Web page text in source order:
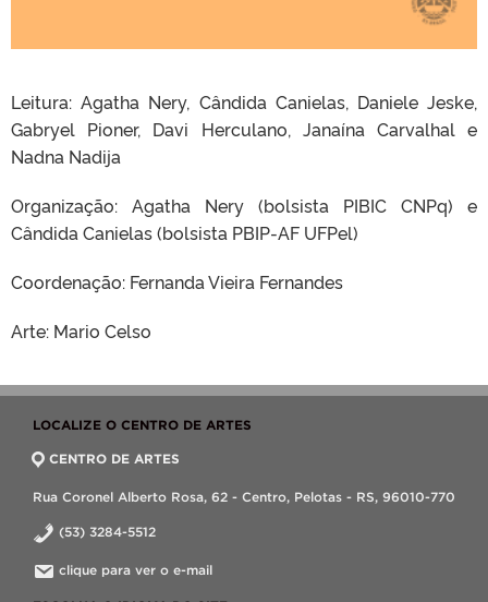
Leitura: Agatha Nery, Cândida Canielas, Daniele Jeske,
Gabryel Pioner, Davi Herculano, Janaína Carvalhal e
Nadna Nadija
Organização: Agatha Nery (bolsista PIBIC CNPq) e
Cândida Canielas (bolsista PBIP-AF UFPel)
Coordenação: Fernanda Vieira Fernandes
Arte: Mario Celso
LOCALIZE O CENTRO DE ARTES
CENTRO DE ARTES
Rua Coronel Alberto Rosa, 62 - Centro, Pelotas - RS, 96010-770
(53) 3284-5512
clique para ver o e-mail